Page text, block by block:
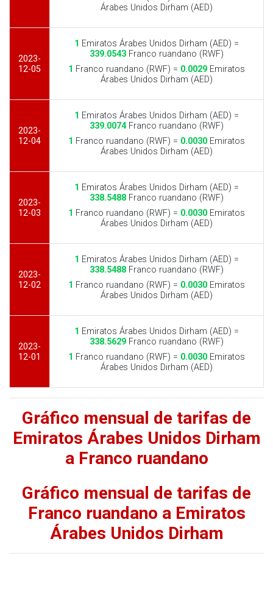
Árabes Unidos Dirham (AED)
2023-
12-05
1 Emiratos Árabes Unidos Dirham (AED) =
339.0543 Franco ruandano (RWF)
1 Franco ruandano (RWF) = 0.0029 Emiratos
Árabes Unidos Dirham (AED)
2023-
12-04
1 Emiratos Árabes Unidos Dirham (AED) =
339.0074Franco ruandano (RWF)
1 Franco ruandano (RWF) = 0.0030 Emiratos
Árabes Unidos Dirham (AED)
2023-
12-03
1 Emiratos Árabes Unidos Dirham (AED) =
338.5488 Franco ruandano (RWF)
1 Franco ruandano (RWF) = 0.0030 Emiratos
Árabes Unidos Dirham (AED)
2023-
12-02
1 Emiratos Árabes Unidos Dirham (AED) =
338.5488 Franco ruandano (RWF)
1 Franco ruandano (RWF) = 0.0030 Emiratos
Árabes Unidos Dirham (AED)
2023-
12-01
1 Emiratos Árabes Unidos Dirham (AED) =
338.5629 Franco ruandano (RWF)
1 Franco ruandano (RWF) = 0.0030 Emiratos
Árabes Unidos Dirham (AED)
Gráfico mensual de tarifas de
Emiratos Árabes Unidos Dirham
a Franco ruandano
Gráfico mensual de tarifas de
Franco ruandano a Emiratos
Árabes Unidos Dirham